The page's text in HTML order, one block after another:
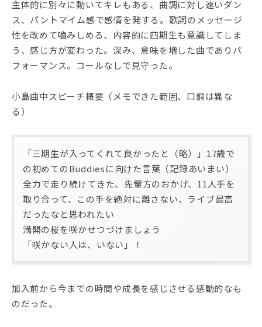
主体的に別々に動いてキレもある、曲調に対し速いダン
ス、パントマイム感で感情を発する。歌詞のメッセージ
性を改めて嚙みしめる、内容的に四期生も意識してしま
う、感じ方が変わった。深み、意味を増した曲でありパ
フォーマンス。コールなしで見守った。
小島曲中スピーチ概要（メモできた範囲、口調は異な
る）
「三期生が入ってくれて良かったと（略）」17歳で
の初めてのBuddiesに向けた言葉（記録あいまい）
全力で走り続けてきた、先輩方のおかげ、11人手を
取り合って、この手を絶対に離さない、ライブ最高
だったなと思われたい
満開の桜を咲かせつづけましょう
「咲かない人は、いない」！
加入前から今までの時間や成長を感じさせる感動的なも
のだった。